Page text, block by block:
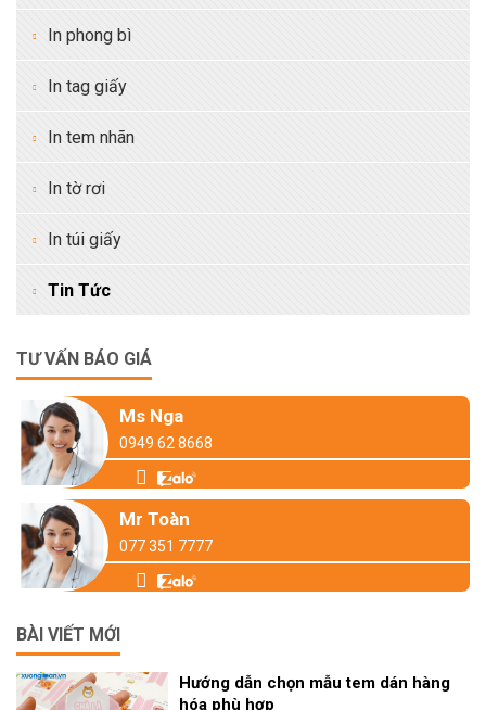
In phong bì
In tag giấy
In tem nhãn
In tờ rơi
In túi giấy
Tin Tức
TƯ VẤN BÁO GIÁ
Ms Nga
0949 62 8668
Mr Toàn
077 351 7777
BÀI VIẾT MỚI
Hướng dẫn chọn mẫu tem dán hàng
hóa phù hợp